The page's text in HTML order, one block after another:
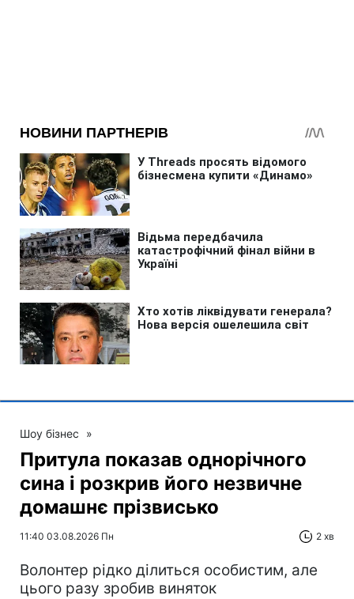
Шоу бізнес »
Притула показав однорічного
сина і розкрив його незвичне
домашнє прізвисько
11:40 03.08.2026 Пн 2 хв
Волонтер рідко ділиться особистим, але
цього разу зробив виняток